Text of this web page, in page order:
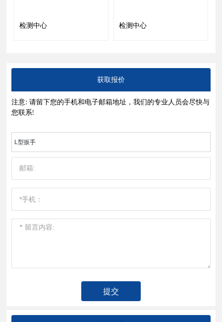
检测中心 检测中心
获取报价
注意: 请留下您的手机和电子邮箱地址，我们的专业人员会尽快与
您联系!
L型扳手
提交